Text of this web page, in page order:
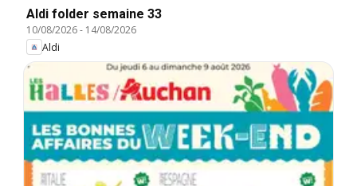
Aldi folder semaine 33
10/08/2026- 14/08/2026
Aldi